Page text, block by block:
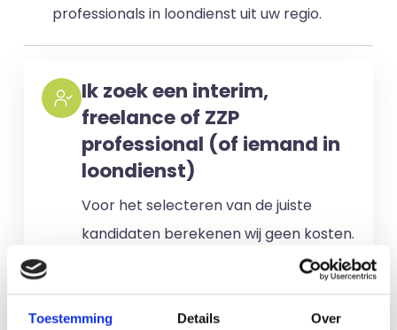
Toestemming Details Over
professionals in loondienst uit uw regio.
Ik zoek een interim,
freelance of ZZP
professional (of iemand in
loondienst)
Voor het selecteren van de juiste
kandidaten berekenen wij geen kosten.
Kosten worden
alleen gemaakt als een professional
voor u aan de slag gaat.